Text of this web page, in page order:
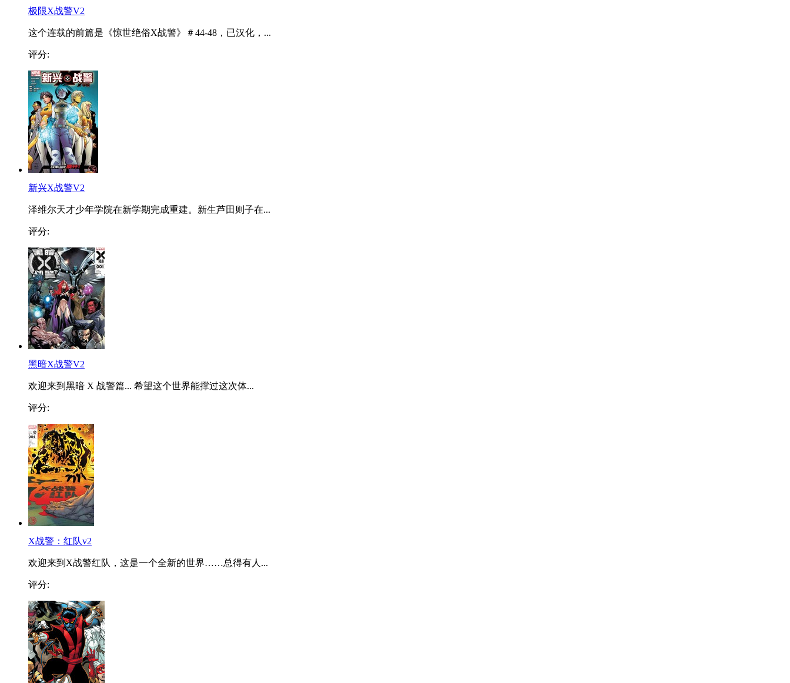
极限X战警V2
这个连载的前篇是《惊世绝俗X战警》＃44-48，已汉化，...
评分:
新兴X战警V2
泽维尔天才少年学院在新学期完成重建。新生芦田则子在...
评分:
黑暗X战警V2
欢迎来到黑暗 X 战警篇... 希望这个世界能撑过这次体...
评分:
X战警：红队v2
欢迎来到X战警红队，这是一个全新的世界……总得有人...
评分: